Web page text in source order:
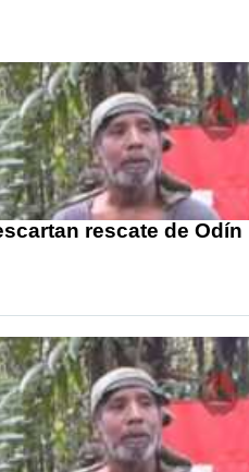
rescate de Odín